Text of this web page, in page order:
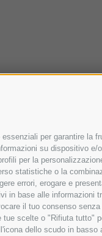
per garantire la
su dispositivo
per la
statistiche o la
errori, erogare e
base alle
il tuo consenso
scelte o "Rifiuta tutto"
dello scudo in